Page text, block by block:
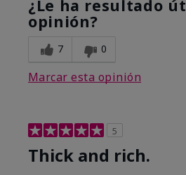
¿Le ha resultado
opinión?
7 0
Marcar esta opinión
5
Thick and rich.